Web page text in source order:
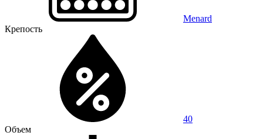
Menard
Крепость
40
Объем